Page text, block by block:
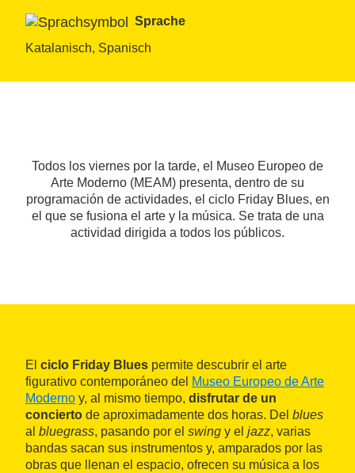
Sprache
Katalanisch, Spanisch
Todos los viernes por la tarde, el Museo Europeo de
Arte Moderno (MEAM) presenta, dentro de su
programación de actividades, el ciclo Friday Blues, en
el que se fusiona el arte y la música. Se trata de una
actividad dirigida a todos los públicos.
El ciclo Friday Blues permite descubrir el arte
figurativo contemporáneo del Museo Europeo de Arte
Moderno y, al mismo tiempo, disfrutar de un
concierto de aproximadamente dos horas. Del blues
al bluegrass, pasando por el swing y el jazz, varias
bandas sacan sus instrumentos y, amparados por las
obras que llenan el espacio, ofrecen su música a los